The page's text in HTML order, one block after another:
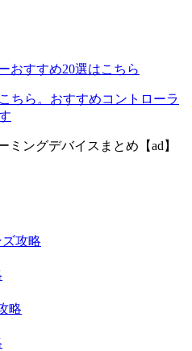
おすすめ20選はこちら
ちら。おすすめコントローラ
ミングデバイスまとめ【ad】
攻略
略